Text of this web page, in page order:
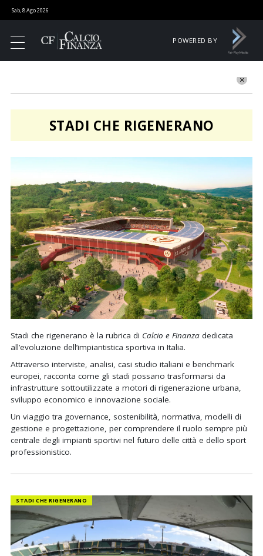
Sab, 8 Ago 2026
POWERED BY
STADI CHE RIGENERANO
Stadi che rigenerano è la rubrica di Calcio e Finanza dedicata
all’evoluzione dell’impiantistica sportiva in Italia.
Attraverso interviste, analisi, casi studio italiani e benchmark
europei, racconta come gli stadi possano trasformarsi da
infrastrutture sottoutilizzate a motori di rigenerazione urbana,
sviluppo economico e innovazione sociale.
Un viaggio tra governance, sostenibilità, normativa, modelli di
gestione e progettazione, per comprendere il ruolo sempre più
centrale degli impianti sportivi nel futuro delle città e dello sport
professionistico.
STADI CHE RIGENERANO